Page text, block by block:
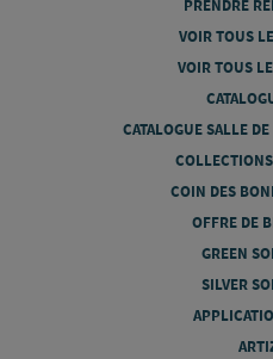
PRENDRE
VOIR TOUS
VOIR TOUS
CATALOGUE SALLE
COIN DES
OFFRE DE
GREEN
SILVER